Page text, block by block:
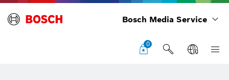
Bosch Media Service
0